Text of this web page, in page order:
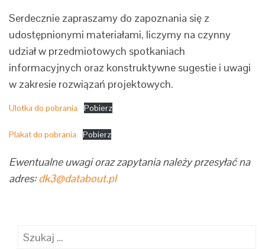
Serdecznie zapraszamy do zapoznania się z
udostępnionymi materiałami, liczymy na czynny
udział w przedmiotowych spotkaniach
informacyjnych oraz konstruktywne sugestie i uwagi
w zakresie rozwiązań projektowych.
Ulotka do pobrania Pobierz
Plakat do pobrania Pobierz
Ewentualne uwagi oraz zapytania należy przesyłać na
adres:dk3@databout.pl
Szukaj: